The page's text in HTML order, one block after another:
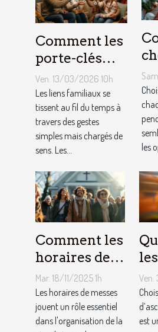
Comment les
porte-clés
personnalisés
peuvent
renforcer les
liens
familiaux ?
Ven. 13/03/2026 10h
Les liens familiaux se
tissent au fil du temps à
travers des gestes
simples mais chargés de
sens. Les...
les
Comment les
horaires de
messes
facilitent la
vie des
pratiquants ?
Mar. 18/11/2025 1h
Les horaires de messes
jouent un rôle essentiel
dans l'organisation de la
est